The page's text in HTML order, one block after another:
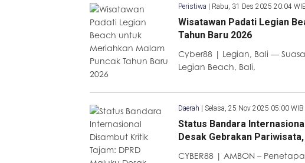
Peristiwa Rabu, 31 Des 2025 20:04
Wisatawan Padati Legian
Tahun Baru 2026
Cyber88 | Legian, Bali —
Legian Beach, Bali,
Daerah Selasa, 25 Nov 2025 05:00 WIB
Status Bandara
Desak Gebrakan
CYBER88 | AMBON –